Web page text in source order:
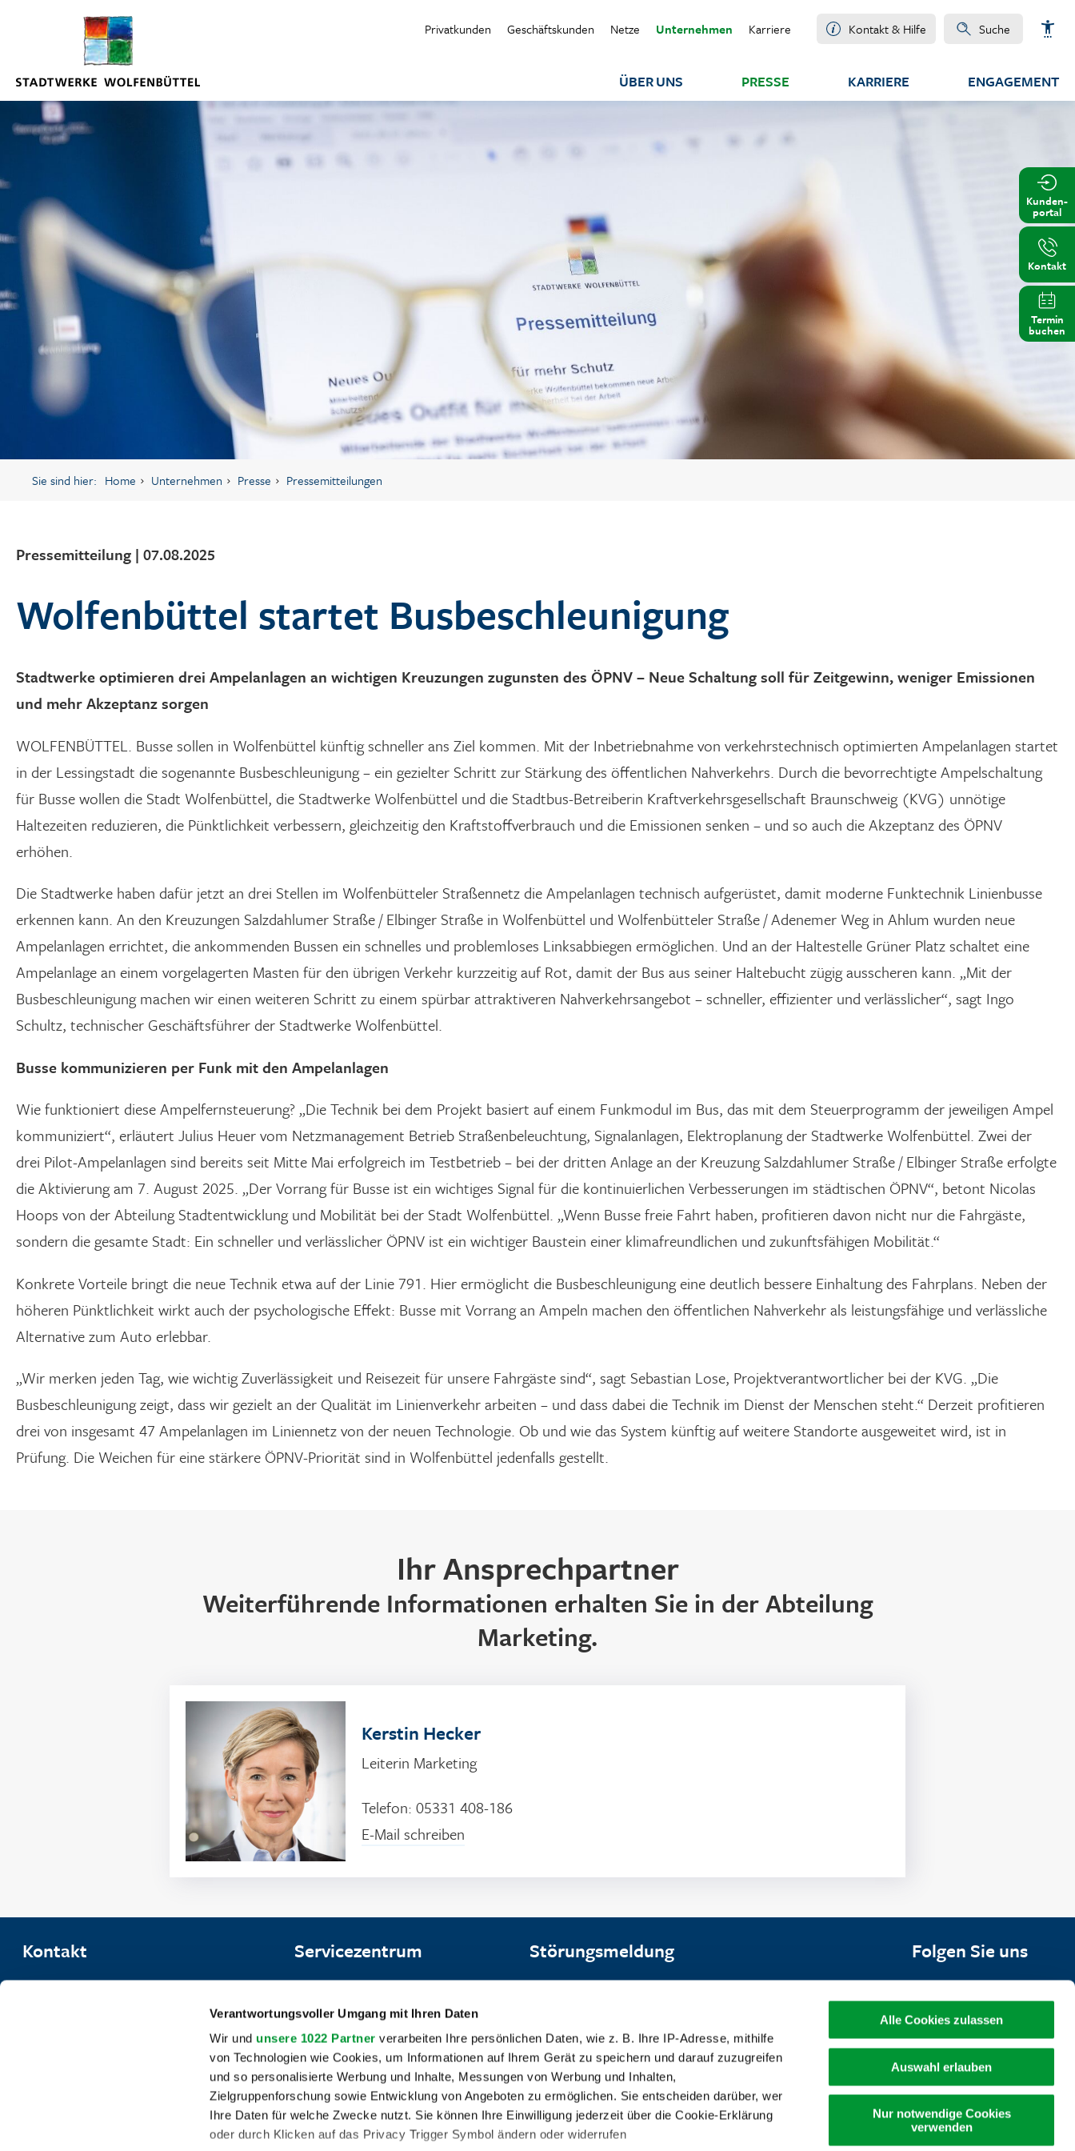
Verantwortungsvoller Umgang mit Ihren Daten
Wir und unsere 1022 Partner verarbeiten Ihre persönlichen Daten, wie z. B. Ihre IP-Adresse, mithilfe
von Technologien wie Cookies, um Informationen auf Ihrem Gerät zu speichern und darauf zuzugreifen
und so personalisierte Werbung und Inhalte, Messungen von Werbung und Inhalten,
Zielgruppenforschung sowie Entwicklung von Angeboten zu ermöglichen. Sie entscheiden darüber, wer
Ihre Daten für welche Zwecke nutzt. Sie können Ihre Einwilligung jederzeit über die Cookie-Erklärung
oder durch Klicken auf das Privacy Trigger Symbol ändern oder widerrufen
Alle Cookies zulassen
Auswahl erlauben
Nur notwendige Cookies
verwenden
Privatkunden Geschäftskunden Netze Unternehmen Karriere Kontakt & Hilfe Suche
ÜBER UNS PRESSE KARRIERE ENGAGEMENT
Kunden-
portal
Kontakt
Termin
buchen
Sie sind hier: Home Unternehmen Presse Pressemitteilungen
Pressemitteilung | 07.08.2025
Wolfenbüttel startet Busbeschleunigung
Stadtwerke optimieren drei Ampelanlagen an wichtigen Kreuzungen zugunsten des ÖPNV – Neue Schaltung soll für Zeitgewinn, weniger Emissionen
und mehr Akzeptanz sorgen
WOLFENBÜTTEL. Busse sollen in Wolfenbüttel künftig schneller ans Ziel kommen. Mit der Inbetriebnahme von verkehrstechnisch optimierten Ampelanlagen startet
in der Lessingstadt die sogenannte Busbeschleunigung – ein gezielter Schritt zur Stärkung des öffentlichen Nahverkehrs. Durch die bevorrechtigte Ampelschaltung
für Busse wollen die Stadt Wolfenbüttel, die Stadtwerke Wolfenbüttel und die Stadtbus-Betreiberin Kraftverkehrsgesellschaft Braunschweig (KVG) unnötige
Haltezeiten reduzieren, die Pünktlichkeit verbessern, gleichzeitig den Kraftstoffverbrauch und die Emissionen senken – und so auch die Akzeptanz des ÖPNV
erhöhen.
Die Stadtwerke haben dafür jetzt an drei Stellen im Wolfenbütteler Straßennetz die Ampelanlagen technisch aufgerüstet, damit moderne Funktechnik Linienbusse
erkennen kann. An den Kreuzungen Salzdahlumer Straße / Elbinger Straße in Wolfenbüttel und Wolfenbütteler Straße / Adenemer Weg in Ahlum wurden neue
Ampelanlagen errichtet, die ankommenden Bussen ein schnelles und problemloses Linksabbiegen ermöglichen. Und an der Haltestelle Grüner Platz schaltet eine
Ampelanlage an einem vorgelagerten Masten für den übrigen Verkehr kurzzeitig auf Rot, damit der Bus aus seiner Haltebucht zügig ausscheren kann. „Mit der
Busbeschleunigung machen wir einen weiteren Schritt zu einem spürbar attraktiveren Nahverkehrsangebot – schneller, effizienter und verlässlicher“, sagt Ingo
Schultz, technischer Geschäftsführer der Stadtwerke Wolfenbüttel.
Busse kommunizieren per Funk mit den Ampelanlagen
Wie funktioniert diese Ampelfernsteuerung? „Die Technik bei dem Projekt basiert auf einem Funkmodul im Bus, das mit dem Steuerprogramm der jeweiligen Ampel
kommuniziert“, erläutert Julius Heuer vom Netzmanagement Betrieb Straßenbeleuchtung, Signalanlagen, Elektroplanung der Stadtwerke Wolfenbüttel. Zwei der
drei Pilot-Ampelanlagen sind bereits seit Mitte Mai erfolgreich im Testbetrieb – bei der dritten Anlage an der Kreuzung Salzdahlumer Straße / Elbinger Straße erfolgte
die Aktivierung am 7. August 2025. „Der Vorrang für Busse ist ein wichtiges Signal für die kontinuierlichen Verbesserungen im städtischen ÖPNV“, betont Nicolas
Hoops von der Abteilung Stadtentwicklung und Mobilität bei der Stadt Wolfenbüttel. „Wenn Busse freie Fahrt haben, profitieren davon nicht nur die Fahrgäste,
sondern die gesamte Stadt: Ein schneller und verlässlicher ÖPNV ist ein wichtiger Baustein einer klimafreundlichen und zukunftsfähigen Mobilität.“
Konkrete Vorteile bringt die neue Technik etwa auf der Linie 791. Hier ermöglicht die Busbeschleunigung eine deutlich bessere Einhaltung des Fahrplans. Neben der
höheren Pünktlichkeit wirkt auch der psychologische Effekt: Busse mit Vorrang an Ampeln machen den öffentlichen Nahverkehr als leistungsfähige und verlässliche
Alternative zum Auto erlebbar.
„Wir merken jeden Tag, wie wichtig Zuverlässigkeit und Reisezeit für unsere Fahrgäste sind“, sagt Sebastian Lose, Projektverantwortlicher bei der KVG. „Die
Busbeschleunigung zeigt, dass wir gezielt an der Qualität im Linienverkehr arbeiten – und dass dabei die Technik im Dienst der Menschen steht.“ Derzeit profitieren
drei von insgesamt 47 Ampelanlagen im Liniennetz von der neuen Technologie. Ob und wie das System künftig auf weitere Standorte ausgeweitet wird, ist in
Prüfung. Die Weichen für eine stärkere ÖPNV-Priorität sind in Wolfenbüttel jedenfalls gestellt.
Ihr Ansprechpartner
Weiterführende Informationen erhalten Sie in der Abteilung
Marketing.
Kerstin Hecker
Leiterin Marketing
Telefon: 05331 408-186
E-Mail schreiben
Kontakt Servicezentrum
Di.–Fr.
9:00–13:00 Uhr
Telefon-Hotline
05331 408-114
Mo.–Do.
8:00–17:00 Uhr
Fr.
8:00–13:00 Uhr
Störungsmeldung
Bei Störungen sind die Stadtwerke Wolfenbüttel
Tel. 05331 408-111
Folgen Sie uns
Zeilenabstand vergrößern
Zeilenabstand verkleinern
Graustufen
Großer Mauszeiger